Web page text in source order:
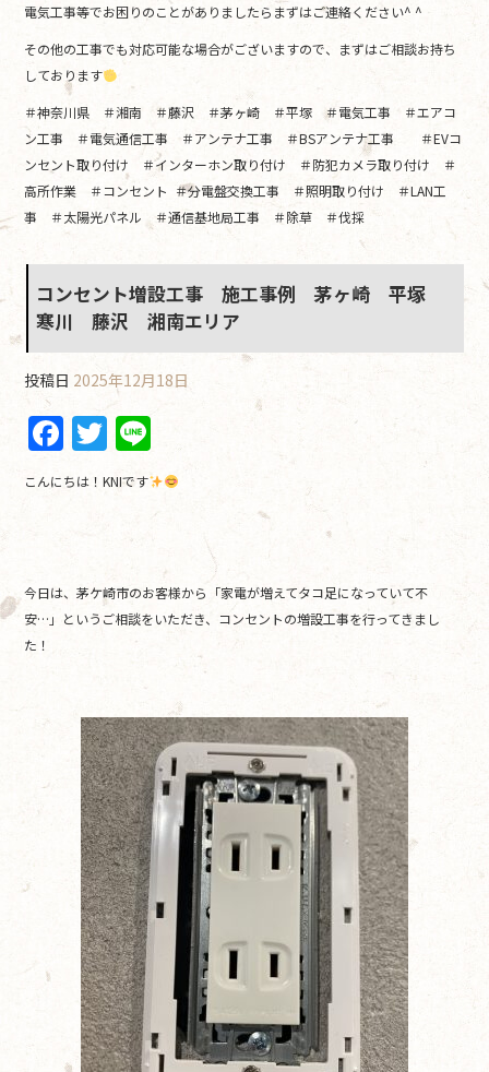
電気工事等でお困りのことがありましたらまずはご連絡ください^ ^
その他の工事でも対応可能な場合がございますので、まずはご相談お持ち
しております
＃神奈川県 ＃湘南 ＃藤沢 ＃茅ヶ崎 ＃平塚 ＃電気工事 ＃エアコ
ン工事 ＃電気通信工事 ＃アンテナ工事 ＃BSアンテナ工事 ＃EVコ
ンセント取り付け ＃インターホン取り付け ＃防犯カメラ取り付け ＃
高所作業 ＃コンセント ＃分電盤交換工事 ＃照明取り付け ＃LAN工
事 ＃太陽光パネル ＃通信基地局工事 ＃除草 ＃伐採
コンセント増設工事 施工事例 茅ヶ崎 平塚
寒川 藤沢 湘南エリア
投稿日 2025年12月18日
F
a
c
o
T
w
itt
er
n
e
こんにちは！KNIです
今日は、茅ケ崎市のお客様から「家電が増えてタコ足になっていて不
安…」というご相談をいただき、コンセントの増設工事を行ってきまし
た！